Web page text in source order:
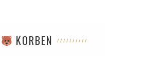
KORBEN